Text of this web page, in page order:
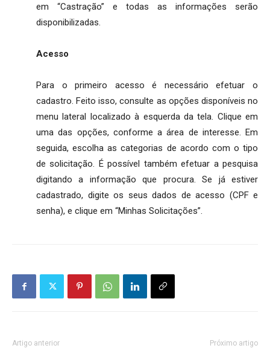
em “Castração” e todas as informações serão
disponibilizadas.
Acesso
Para o primeiro acesso é necessário efetuar o
cadastro. Feito isso, consulte as opções disponíveis no
menu lateral localizado à esquerda da tela. Clique em
uma das opções, conforme a área de interesse. Em
seguida, escolha as categorias de acordo com o tipo
de solicitação. É possível também efetuar a pesquisa
digitando a informação que procura. Se já estiver
cadastrado, digite os seus dados de acesso (CPF e
senha), e clique em “Minhas Solicitações”.
Artigo anterior Próximo artigo